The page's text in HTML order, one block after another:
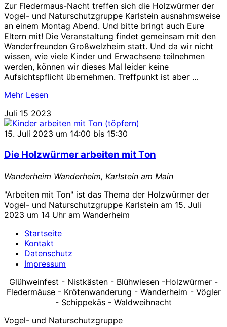
Zur Fledermaus-Nacht treffen sich die Holzwürmer der
Vogel- und Naturschutzgruppe Karlstein ausnahmsweise
an einem Montag Abend. Und bitte bringt auch Eure
Eltern mit! Die Veranstaltung findet gemeinsam mit den
Wanderfreunden Großwelzheim statt. Und da wir nicht
wissen, wie viele Kinder und Erwachsene teilnehmen
werden, können wir dieses Mal leider keine
Aufsichtspflicht übernehmen. Treffpunkt ist aber …
Mehr über
Nacht"
Lesen
Juli 15 2023
15. Juli 2023 um 14:00 bis 15:30
Die Holzwürmer arbeiten mit Ton
Wanderheim Wanderheim, Karlstein am Main
"Arbeiten mit Ton" ist das Thema der Holzwürmer der
Vogel- und Naturschutzgruppe Karlstein am 15. Juli
2023 um 14 Uhr am Wanderheim
Startseite
Kontakt
Datenschutz
Impressum
Glühweinfest - Nistkästen - Blühwiesen -Holzwürmer -
Fledermäuse - Krötenwanderung - Wanderheim - Vögler
- Schippekäs - Waldweihnacht
Vogel- und Naturschutzgruppe